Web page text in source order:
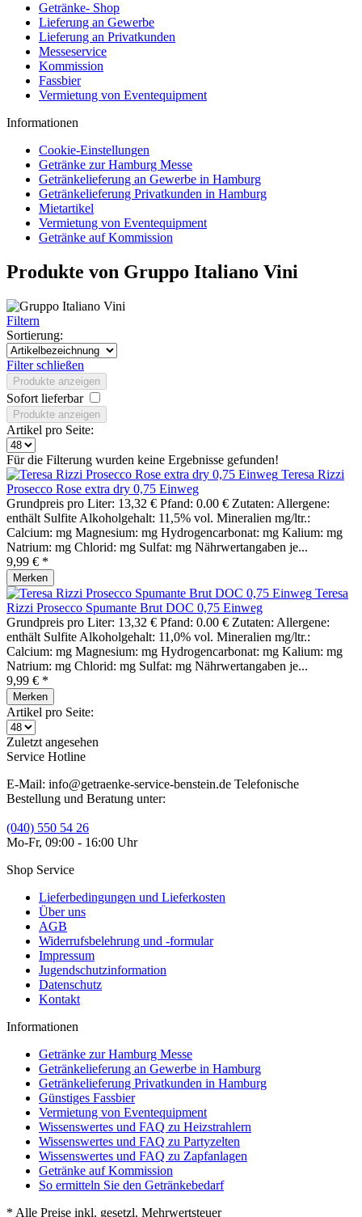
Getränke- Shop
Lieferung an Gewerbe
Lieferung an Privatkunden
Messeservice
Kommission
Fassbier
Vermietung von Eventequipment
Informationen
Cookie-Einstellungen
Getränke zur Hamburg Messe
Getränkelieferung an Gewerbe in Hamburg
Getränkelieferung Privatkunden in Hamburg
Mietartikel
Vermietung von Eventequipment
Getränke auf Kommission
Produkte von Gruppo Italiano Vini
Filtern
Sortierung:
Filter schließen
Produkte anzeigen
Sofort lieferbar
Produkte anzeigen
Artikel pro Seite:
Für die Filterung wurden keine Ergebnisse gefunden!
Teresa Rizzi
Prosecco Rose extra dry 0,75 Einweg
Grundpreis pro Liter: 13,32 € Pfand: 0.00 € Zutaten: Allergene:
enthält Sulfite Alkoholgehalt: 11,5% vol. Mineralien mg/ltr.:
Calcium: mg Magnesium: mg Hydrogencarbonat: mg Kalium: mg
Natrium: mg Chlorid: mg Sulfat: mg Nährwertangaben je...
9,99 € *
Merken
Teresa
Rizzi Prosecco Spumante Brut DOC 0,75 Einweg
Grundpreis pro Liter: 13,32 € Pfand: 0.00 € Zutaten: Allergene:
enthält Sulfite Alkoholgehalt: 11,0% vol. Mineralien mg/ltr.:
Calcium: mg Magnesium: mg Hydrogencarbonat: mg Kalium: mg
Natrium: mg Chlorid: mg Sulfat: mg Nährwertangaben je...
9,99 € *
Merken
Artikel pro Seite:
Zuletzt angesehen
Service Hotline
E-Mail: info@getraenke-service-benstein.de Telefonische
Bestellung und Beratung unter:
(040) 550 54 26
Mo-Fr, 09:00 - 16:00 Uhr
Shop Service
Lieferbedingungen und Lieferkosten
Über uns
AGB
Widerrufsbelehrung und -formular
Impressum
Jugendschutzinformation
Datenschutz
Kontakt
Informationen
Getränke zur Hamburg Messe
Getränkelieferung an Gewerbe in Hamburg
Getränkelieferung Privatkunden in Hamburg
Günstiges Fassbier
Vermietung von Eventequipment
Wissenswertes und FAQ zu Heizstrahlern
Wissenswertes und FAQ zu Partyzelten
Wissenswertes und FAQ zu Zapfanlagen
Getränke auf Kommission
So ermitteln Sie den Getränkebedarf
* Alle Preise inkl. gesetzl. Mehrwertsteuer